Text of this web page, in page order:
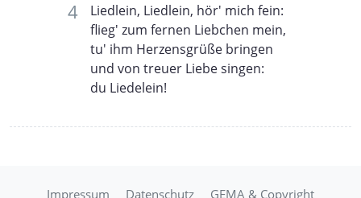
Liedlein, Liedlein, hör' mich fein:
flieg' zum fernen Liebchen mein,
tu' ihm Herzensgrüße bringen
und von treuer Liebe singen:
du Liedelein!
Impressum Datenschutz GEMA & Copyright